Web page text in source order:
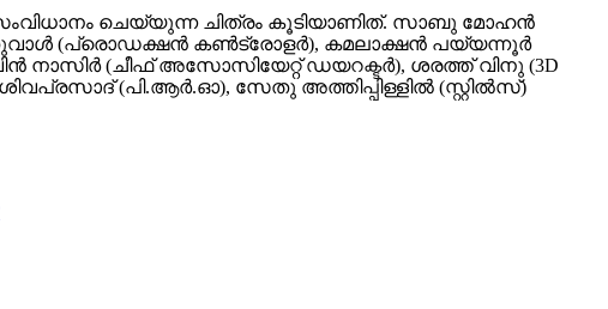
ചെയ്യുന്ന ചിത്രം കൂടിയാണിത്. സാബു മോഹൻ
(പ്രൊഡക്ഷൻ കൺട്രോളർ), കമലാക്ഷൻ പയ്യന്നൂർ
(ചീഫ് അസോസിയേറ്റ് ഡയറക്ടർ), ശരത്ത് വിനു (3D
(പി.ആർ.ഓ), സേതു അത്തിപ്പിള്ളിൽ (സ്റ്റിൽസ്)